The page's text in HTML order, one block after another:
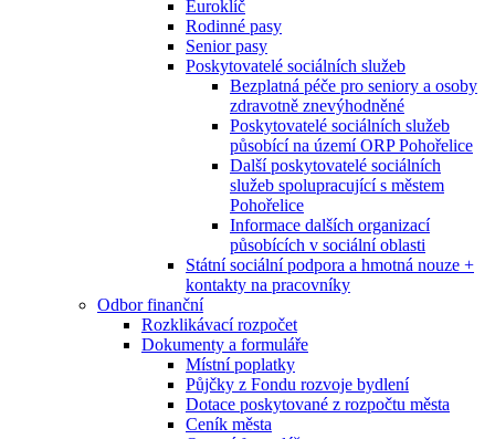
Euroklíč
Rodinné pasy
Senior pasy
Poskytovatelé sociálních služeb
Bezplatná péče pro seniory a osoby
zdravotně znevýhodněné
Poskytovatelé sociálních služeb
působící na území ORP Pohořelice
Další poskytovatelé sociálních
služeb spolupracující s městem
Pohořelice
Informace dalších organizací
působících v sociální oblasti
Státní sociální podpora a hmotná nouze +
kontakty na pracovníky
Odbor finanční
Rozklikávací rozpočet
Dokumenty a formuláře
Místní poplatky
Půjčky z Fondu rozvoje bydlení
Dotace poskytované z rozpočtu města
Ceník města